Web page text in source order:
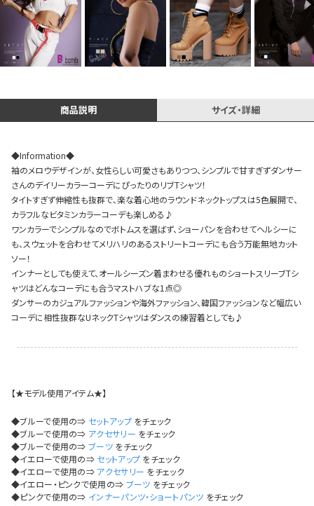
今活躍している多ジャンルダンサーさん×bombshellコラボ特集
商品説明 サイズ・詳細
◆Information◆
袖のメロウデザインが、女性らしい可愛さもありつつ、シンプルで甘すぎずダンサー
さんのデイリーカラーコーデにぴったりのリブTシャツ！
タイトすぎず伸縮性も抜群で、楽な着心地のラウンドネックトップスは5色展開で、
カラフルなビタミンカラーコーデも楽しめる♪
ワンカラーでシンプルなのでボトムスを選ばず、ショーパンを合わせてヘルシーに
も、スウェットを合わせてメリハリのあるストリートコーデにも合う万能無地カット
ソー！
インナーとしても使えて、オールシーズン着まわせる優れものショートスリーブTシ
ャツはどんなコーデにも合うマストハブな1点◎
ダンサーのカジュアルファッションや海外ファッション、韓国ファッションなど幅広い
コーデに相性抜群なUネックTシャツはダンスの練習着としても♪
【★モデル使用アイテム★】
◆ブルーで使用の⇒ セットアップをチェック
◆ブルーで使用の⇒ アクセサリー をチェック
◆ブルーで使用の⇒ブーツをチェック
◆イエローで使用の⇒ セットアップ をチェック
◆イエローで使用の⇒ アクセサリー をチェック
◆イエロー・ピンクで使用の⇒ ブーツ をチェック
◆ピンクで使用の⇒ インナーパンツ・ショートパンツ をチェック